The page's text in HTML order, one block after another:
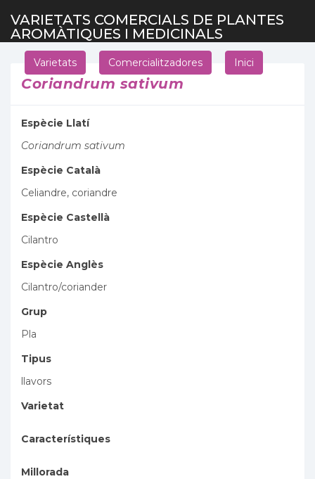
VARIETATS COMERCIALS DE PLANTES
AROMÀTIQUES I MEDICINALS
Varietats Comercialitzadores Inici
Coriandrum sativum
Espècie Llatí
Coriandrum sativum
Espècie Català
Celiandre, coriandre
Espècie Castellà
Cilantro
Espècie Anglès
Cilantro/coriander
Grup
Pla
Tipus
llavors
Varietat
Característiques
Millorada